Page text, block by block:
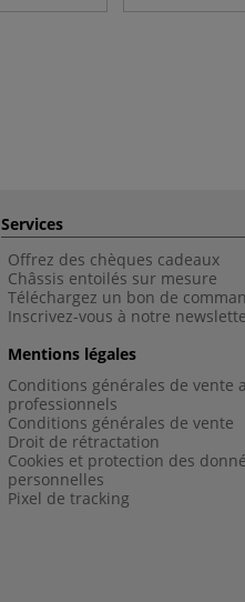
Services
Offrez des chèques cadeaux
Châssis entoilés sur mesure
Téléchargez un bon de
Inscrivez-vous à notre
Mentions légales
Conditions générales de vente
professionnels
Conditions générales de vente
Droit de rétractation
Cookies et protection des
personnelles
Pixel de tracking